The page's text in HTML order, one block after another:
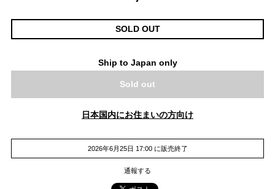
SOLD OUT
Ship to Japan only
Sold out
日本国内にお住まいの方向け
2026年6月25日 17:00 に販売終了
通報する